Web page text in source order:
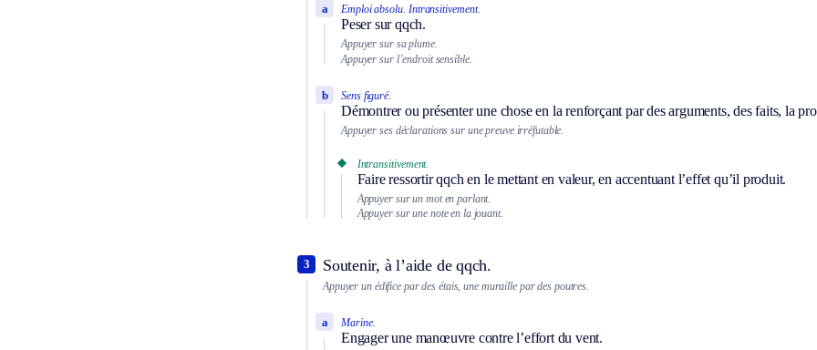
Emploi absolu. Intransitivement.
Peser sur qqch.
a
Appuyer sur sa plume.
Appuyer sur l’endroit sensible.
Sens figuré.
Démontrer ou présenter une chose en la renforçant par des arguments, des faits, la
b
Appuyer ses déclarations sur une preuve irréfutable.
Intransitivement.
Faire ressortir qqch en le mettant en valeur, en accentuant l’effet qu’il produit.
Appuyer sur un mot en parlant.
Appuyer sur une note en la jouant.
Soutenir, à l’aide de qqch.
3
Appuyer un édifice par des étais, une muraille par des poutres.
Marine.
Engager une manœuvre contre l’effort du vent.
a